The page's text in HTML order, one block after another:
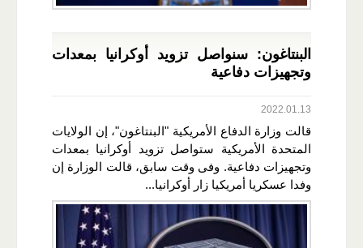
البنتاغون: سنواصل تزويد أوكرانيا بمعدات
وتجهيزات دفاعية
2022.01.13
قالت وزارة الدفاع الأمريكية "البنتاغون"، إن الولايات
المتحدة الأمريكية ستواصل تزويد أوكرانيا بمعدات
وتجهيزات دفاعية. وفى وقت سابق، قالت الوزارة إن
وفدا عسكريا أمريكيا زار أوكرانيا...